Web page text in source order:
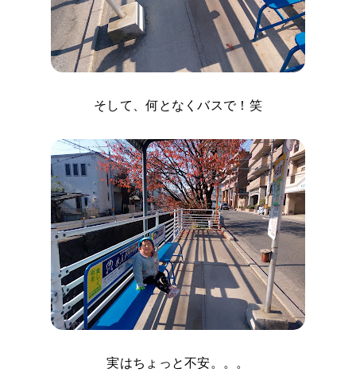
そして、何となくバスで！笑
実はちょっと不安。。。